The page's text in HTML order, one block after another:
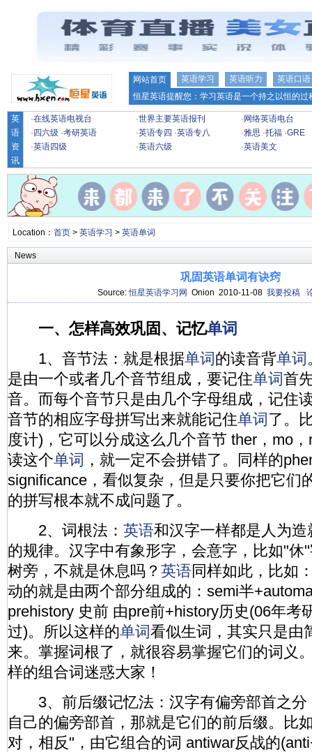
网站首页 英语学习 英语听力
英语口语
恒星英语提醒您：学习英语是一个持之以恒的
英
语
资
讯
·在线英语电视台 ·世界主要英语报刊 · 网络英语电台
· 四六级 ·考研英语 ·英语专四 ·英语专八 ·雅思 ·托福 ·GRE
·英语四级 ·英语六级 ·英语美文
Location： 首页> 英语学习 > 英语单词
News
巩固英语单词有诀窍
Source:恒星英语学习网 Onion 2010-11-08 我要投稿
一、怎样高效巩固、记忆单词
1、音节法：就是根据单词的读音背单词
是由一个或者几个音节组成，要记住单词首
音。而每个音节只是由几个字母组成，记住
音节的相应字母拼写出来就能记住单词 了。
度计)，它可以分成这么几个音节 ther，mo
读这个单词 ，就一定不会拼错了。同样的
significance，看似复杂，但是只要你把它们
的拼写根本就不成问题了。
2、词根法： 英语和汉字一样都是人为
的规律。汉字中有象形字，会意字，比如"休
树旁，不就是休息吗？ 英语同样如此，比如
动的就是由两个部分组成的：semi半
prehistory 史前 由pre前+history历史(06年考
过)。所以这样的单词看似生词，其实只是由
来。掌握词根了，就很容易掌握它们的词义
样的组合词迷惑大家！
3、前后缀记忆法：汉字有偏旁部首之分
自己的偏旁部首，那就是它们的前后缀。比
对，相反"，由它组合的词 antiwar反战的